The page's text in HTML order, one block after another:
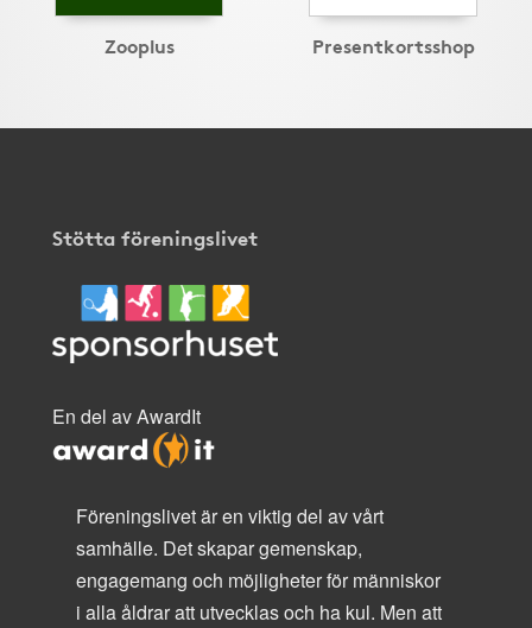
Zooplus Presentkortsshop
Stötta föreningslivet
En del av AwardIt
Föreningslivet är en viktig del av vårt
samhälle. Det skapar gemenskap,
engagemang och möjligheter för människor
i alla åldrar att utvecklas och ha kul. Men att